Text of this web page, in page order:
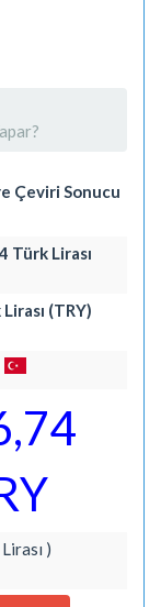
Çeviri Sonucu
Türk Lirası
(TRY)
)